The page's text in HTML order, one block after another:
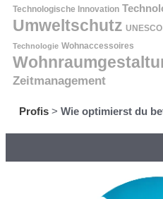
Technologische Innovation
Umweltschutz
Technologie Wohnaccessoires
Zeitmanagement
Profis > Wie optimierst du